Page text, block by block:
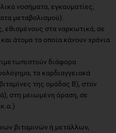
νοσήματα, εγκαυματίες,
μεταβολισμού).
εθισμένους στα ναρκωτικά, σε
άτομα τα οποία κάνουν χρόνια
διάφορα
τα καρδιαγγειακά
της ομάδας Β), στον
στη μειωμένη όραση, σε
βιταμινών ή μετάλλων,